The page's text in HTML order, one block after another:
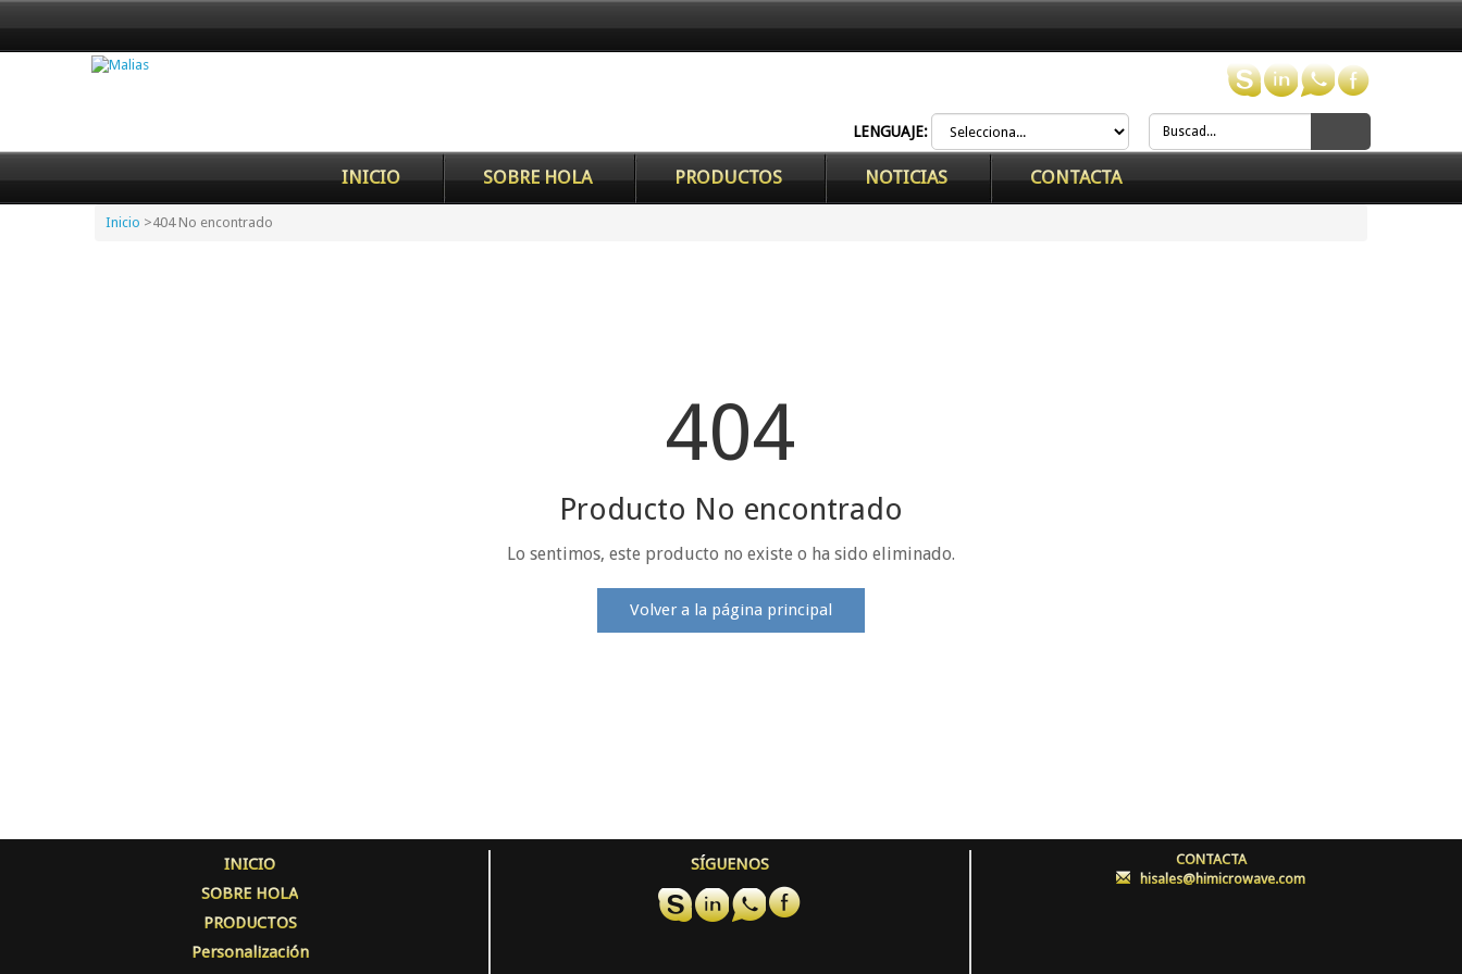
LENGUAJE:
INICIO SOBRE HOLA PRODUCTOS NOTICIAS CONTACTA
Inicio >404 No encontrado
404
Producto No encontrado
Lo sentimos, este producto no existe o ha sido eliminado.
Volver a la página principal
INICIO
SOBRE HOLA
PRODUCTOS
Personalización
SÍGUENOS
CONTACTA
:hisales@himicrowave.com